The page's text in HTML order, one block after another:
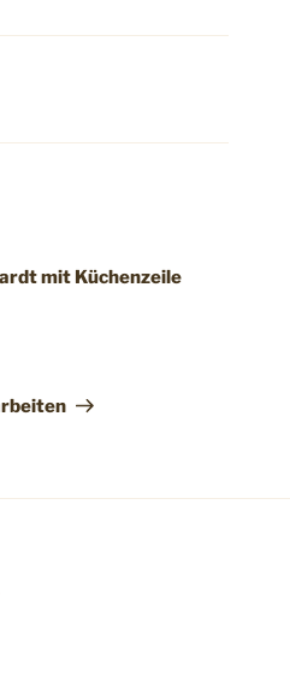
mit Küchenzeile